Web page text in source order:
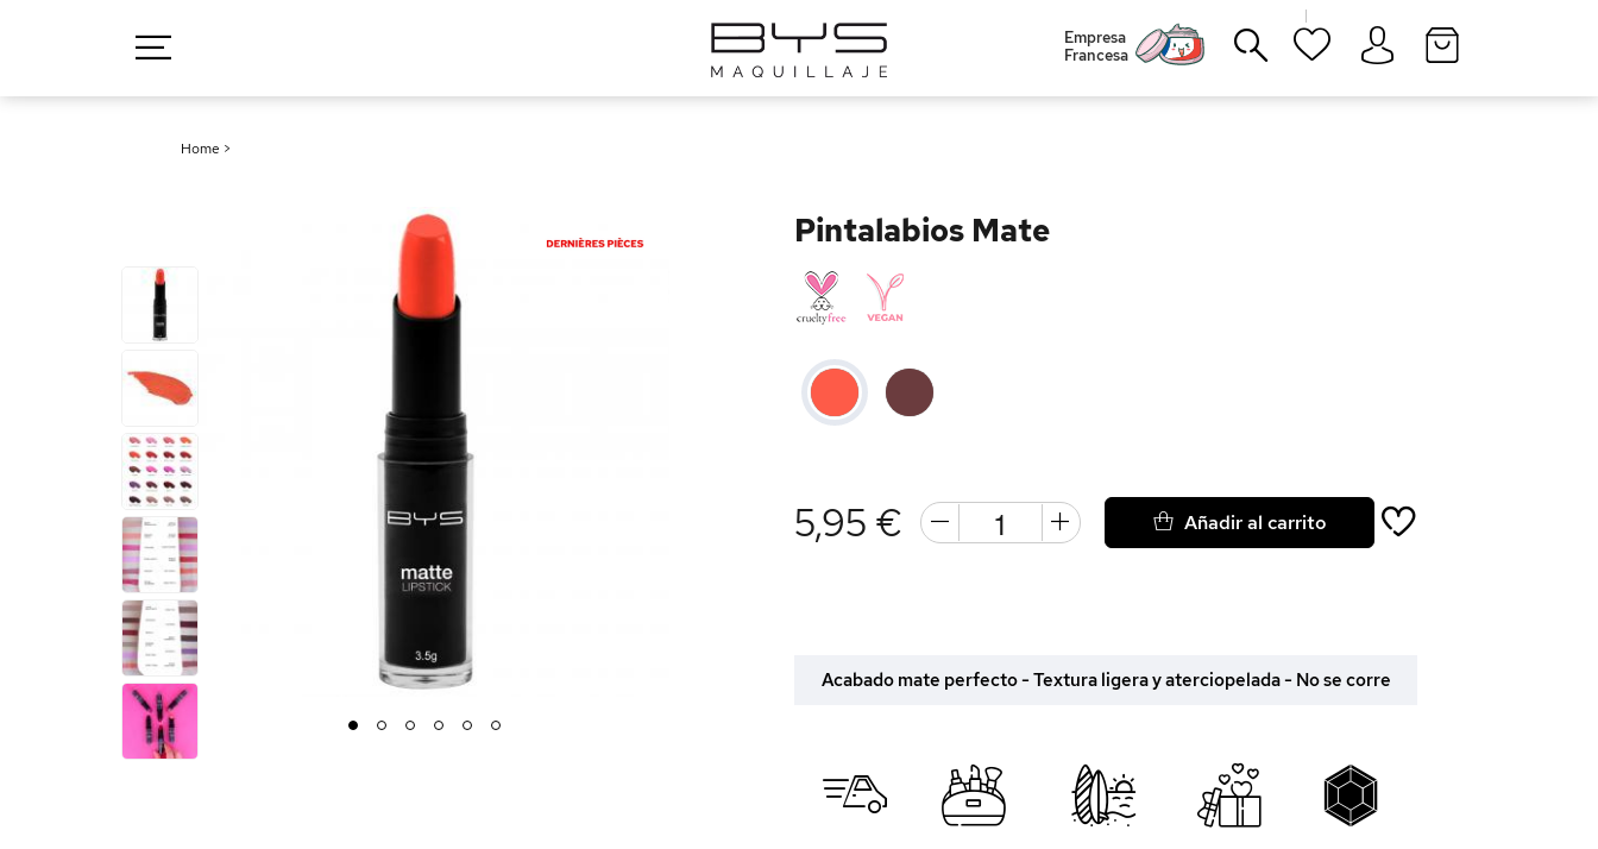
|
Empresa
Francesa
Home >
1 2 3 4 5 6
Pintalabios Mate
5,95 € Añadir al carrito
Acabado mate perfecto - Textura ligera y aterciopelada - No se corre